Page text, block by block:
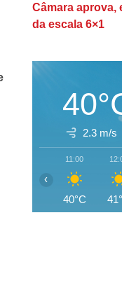
Câmara aprova,
da escala 6×1
2.3 m/s
11:00
40°C
‹